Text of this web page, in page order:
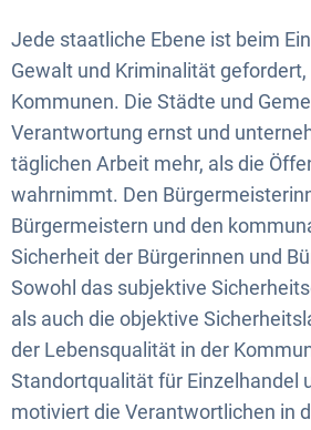
schafft
Sicherheit
Trends
und
Konzepte
kommunaler
Sicherheitsvorsorge
Jede staatliche Ebene ist beim
Gewalt und Kriminalität gefordert,
Kommunen. Die Städte und
Verantwortung ernst und
täglichen Arbeit mehr, als die
wahrnimmt. Den
Bürgermeistern und den
Sicherheit der Bürgerinnen und
Sowohl das subjektive
als auch die objektive
der Lebensqualität in der
Standortqualität für Einzelhandel
motiviert die Verantwortlichen in